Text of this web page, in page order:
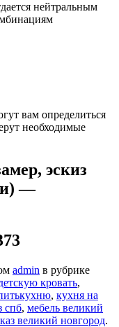
нейтральным
вам определиться
необходимые
эскиз
—
admin в рубрике
кровать,
, кухня на
спб, мебель великий
великий новгород.